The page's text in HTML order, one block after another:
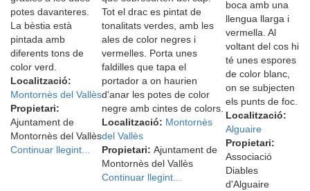
potes davanteres.
La bèstia està
pintada amb
diferents tons de
color verd.
Localització:
Montornès del Vallès
Propietari:
Ajuntament de
Montornès del Vallès
Continuar llegint...
Tot el drac es pintat de
tonalitats verdes, amb les
ales de color negres i
vermelles. Porta unes
faldilles que tapa el
portador a on haurien
d'anar les potes de color
negre amb cintes de colors.
Localització: Montornès
del Vallès
Propietari: Ajuntament de
Montornès del Vallès
Continuar llegint...
boca amb una
llengua llarga i
vermella. Al
voltant del cos hi
té unes espores
de color blanc,
on se subjecten
els punts de foc.
Localització:
Alguaire
Propietari:
Associació
Diables
d'Alguaire